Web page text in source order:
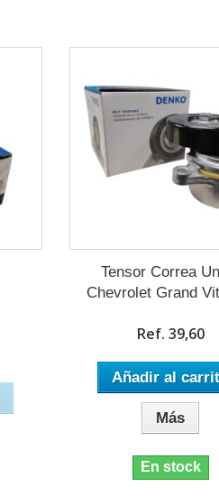
Tensor Correa
Chevrolet Grand
Ref. 39,60
Añadir al
Más
En stock